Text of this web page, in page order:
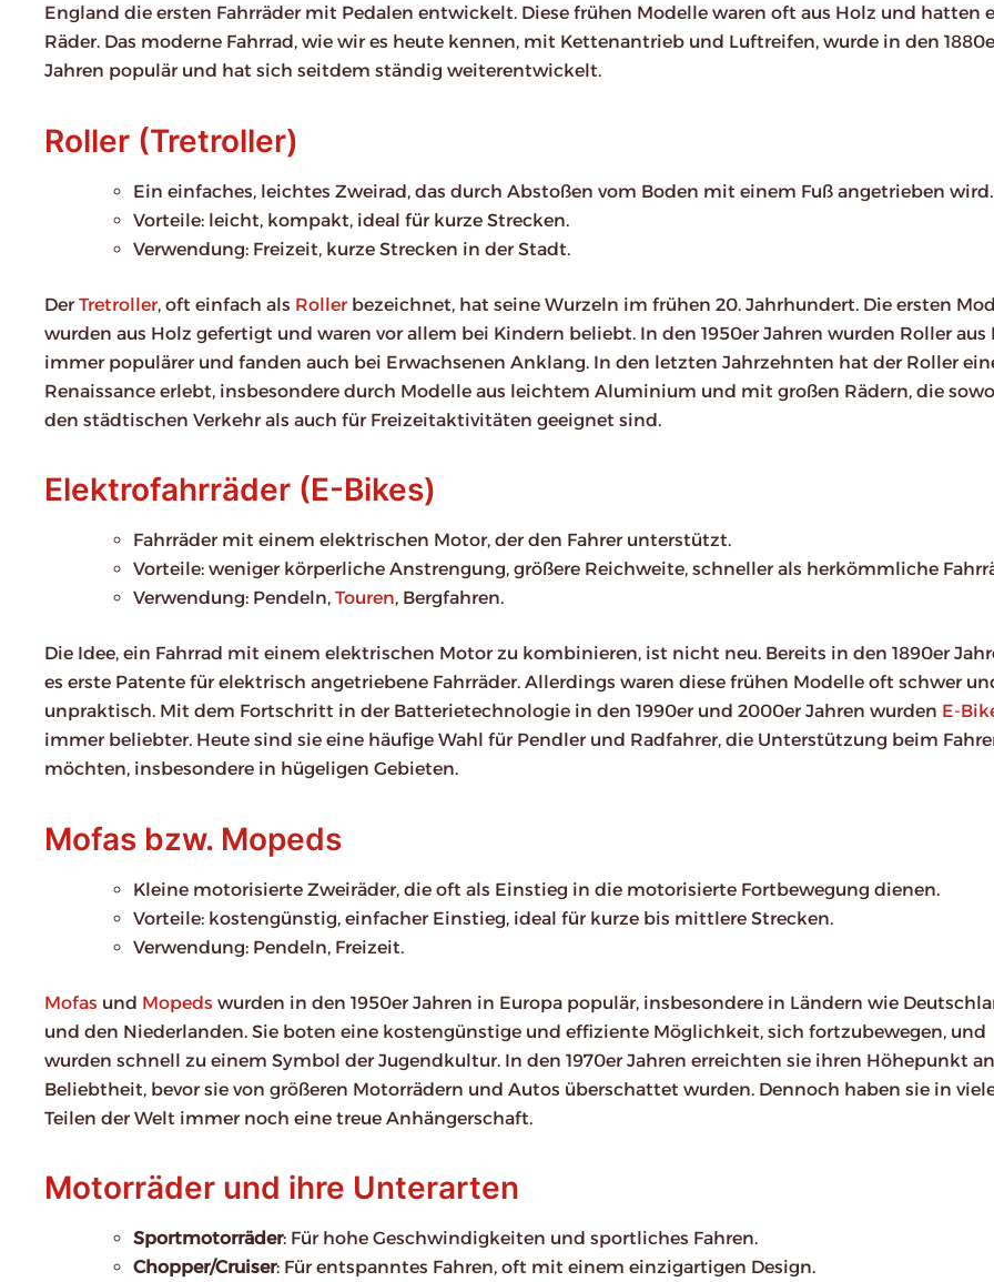
England die ersten Fahrräder mit Pedalen entwickelt. Diese frühen Modelle waren oft aus Holz und hatten
Räder. Das moderne Fahrrad, wie wir es heute kennen, mit Kettenantrieb und Luftreifen, wurde in den
Jahren populär und hat sich seitdem ständig weiterentwickelt.
Roller (Tretroller)
Ein einfaches, leichtes Zweirad, das durch Abstoßen vom Boden mit einem Fuß angetrieben wird.
Vorteile: leicht, kompakt, ideal für kurze Strecken.
Verwendung: Freizeit, kurze Strecken in der Stadt.
DerTretroller, oft einfach als Rollerbezeichnet, hat seine Wurzeln im frühen 20. Jahrhundert. Die ersten
wurden aus Holz gefertigt und waren vor allem bei Kindern beliebt. In den 1950er Jahren wurden Roller aus
immer populärer und fanden auch bei Erwachsenen Anklang. In den letzten Jahrzehnten hat der Roller
Renaissance erlebt, insbesondere durch Modelle aus leichtem Aluminium und mit großen Rädern, die
den städtischen Verkehr als auch für Freizeitaktivitäten geeignet sind.
Elektrofahrräder (E-Bikes)
Fahrräder mit einem elektrischen Motor, der den Fahrer unterstützt.
Vorteile: weniger körperliche Anstrengung, größere Reichweite, schneller als herkömmliche
Verwendung: Pendeln, Touren, Bergfahren.
Die Idee, ein Fahrrad mit einem elektrischen Motor zu kombinieren, ist nicht neu. Bereits in den 1890er
es erste Patente für elektrisch angetriebene Fahrräder. Allerdings waren diese frühen Modelle oft schwer
unpraktisch. Mit dem Fortschritt in der Batterietechnologie in den 1990er und 2000er Jahren wurden E-
immer beliebter. Heute sind sie eine häufige Wahl für Pendler und Radfahrer, die Unterstützung beim
möchten, insbesondere in hügeligen Gebieten.
Mofas bzw. Mopeds
Kleine motorisierte Zweiräder, die oft als Einstieg in die motorisierte Fortbewegung dienen.
Vorteile: kostengünstig, einfacher Einstieg, ideal für kurze bis mittlere Strecken.
Verwendung: Pendeln, Freizeit.
Mofas und Mopeds wurden in den 1950er Jahren in Europa populär, insbesondere in Ländern wie
und den Niederlanden. Sie boten eine kostengünstige und effiziente Möglichkeit, sich fortzubewegen, und
wurden schnell zu einem Symbol der Jugendkultur. In den 1970er Jahren erreichten sie ihren Höhepunkt an
Beliebtheit, bevor sie von größeren Motorrädern und Autos überschattet wurden. Dennoch haben sie in
Teilen der Welt immer noch eine treue Anhängerschaft.
Motorräder und ihre Unterarten
Sportmotorräder: Für hohe Geschwindigkeiten und sportliches Fahren.
Chopper/Cruiser: Für entspanntes Fahren, oft mit einem einzigartigen Design.